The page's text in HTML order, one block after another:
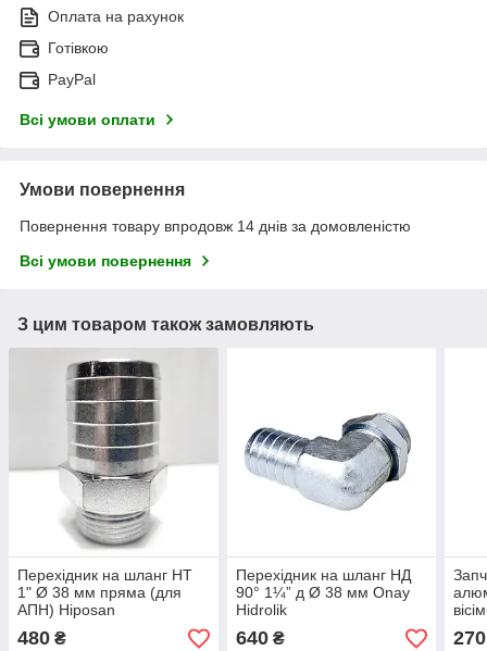
Оплата на рахунок
Готівкою
PayPal
Всі умови оплати
Умови повернення
Повернення товару впродовж 14 днів за домовленістю
Всі умови повернення
З цим товаром також замовляють
Перехідник на шланг НТ
1" Ø 38 мм пряма (для
АПН) Hiposan
480 ₴
Перехідник на шланг НД
90° 1¼” д Ø 38 мм Onay
Hidrolik
640₴ 270